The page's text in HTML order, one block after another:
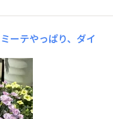
ーテやっぱり、ダイ